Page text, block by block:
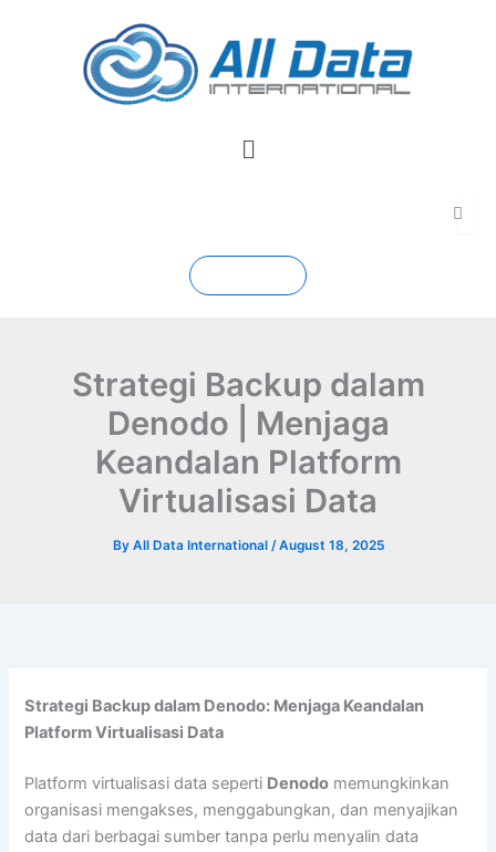
Menu
Strategi Backup dalam
Denodo | Menjaga
Keandalan Platform
Virtualisasi Data
By All Data International /August 18, 2025
Strategi Backup dalam Denodo: Menjaga Keandalan
Platform Virtualisasi Data
Platform virtualisasi data seperti Denodo memungkinkan
organisasi mengakses, menggabungkan, dan menyajikan
data dari berbagai sumber tanpa perlu menyalin data